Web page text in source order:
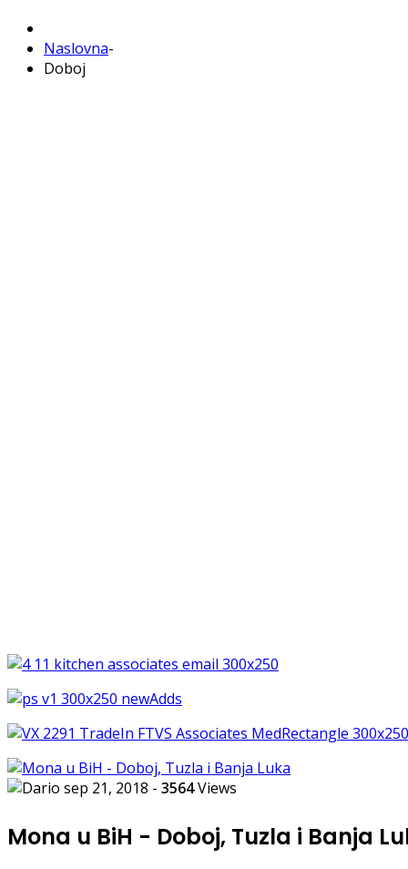
Naslovna-
Doboj
sep 21, 2018 - 3564Views
Mona u BiH - Doboj, Tuzla i Banja